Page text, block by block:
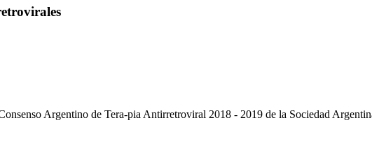
Argentino de Tera-pia Antirretroviral 2018 - 2019 de la Sociedad